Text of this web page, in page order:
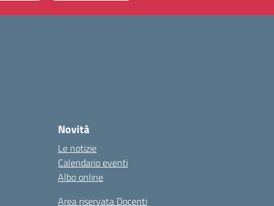
Novità
Le notizie
Calendario eventi
Albo online
Area riservata Docenti